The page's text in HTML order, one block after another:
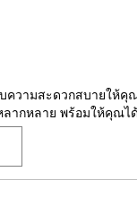
วามสะดวกสบายให้คุ
ากหลาย พร้อมให้คุณไ